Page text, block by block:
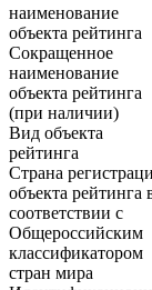
наименование
объекта рейтинга
Сокращенное
наименование
объекта рейтинга
(при наличии)
Вид объекта
рейтинга
Страна
объекта рейтинга
соответствии с
Общероссийским
классификатором
стран мира